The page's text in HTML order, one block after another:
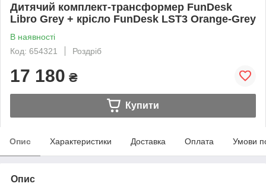
Дитячий комплект-трансформер FunDesk
Libro Grey + крісло FunDesk LST3 Orange-Grey
В наявності
Код: 654321
Роздріб
17 180 ₴
Купити
Опис Характеристики Доставка Оплата Умови
Опис